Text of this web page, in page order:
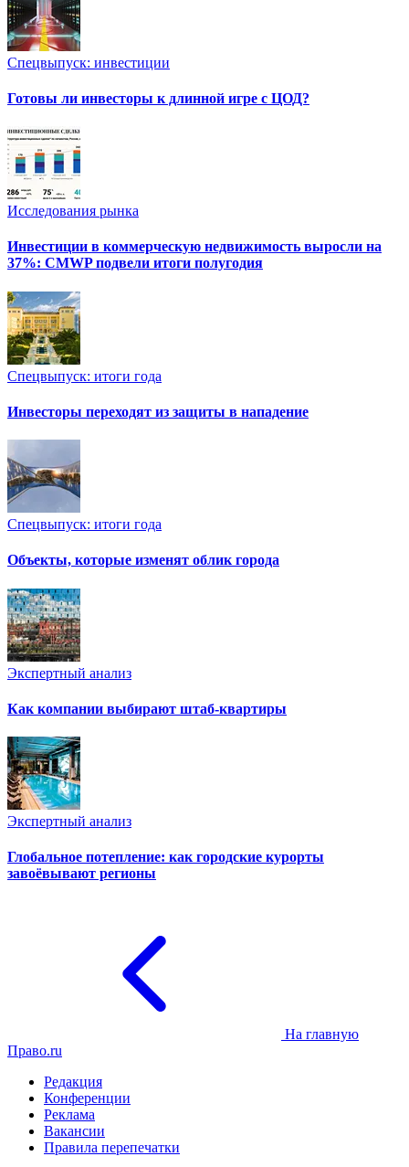
Спецвыпуск: инвестиции
Готовы ли инвесторы к длинной игре с ЦОД?
Исследования рынка
Инвестиции в коммерческую недвижимость выросли на
37%: CMWP подвели итоги полугодия
Спецвыпуск: итоги года
Инвесторы переходят из защиты в нападение
Спецвыпуск: итоги года
Объекты, которые изменят облик города
Экспертный анализ
Как компании выбирают штаб-квартиры
Экспертный анализ
Глобальное потепление: как городские курорты
завоёвывают регионы
На главную
Право.ru
Редакция
Конференции
Реклама
Вакансии
Правила перепечатки